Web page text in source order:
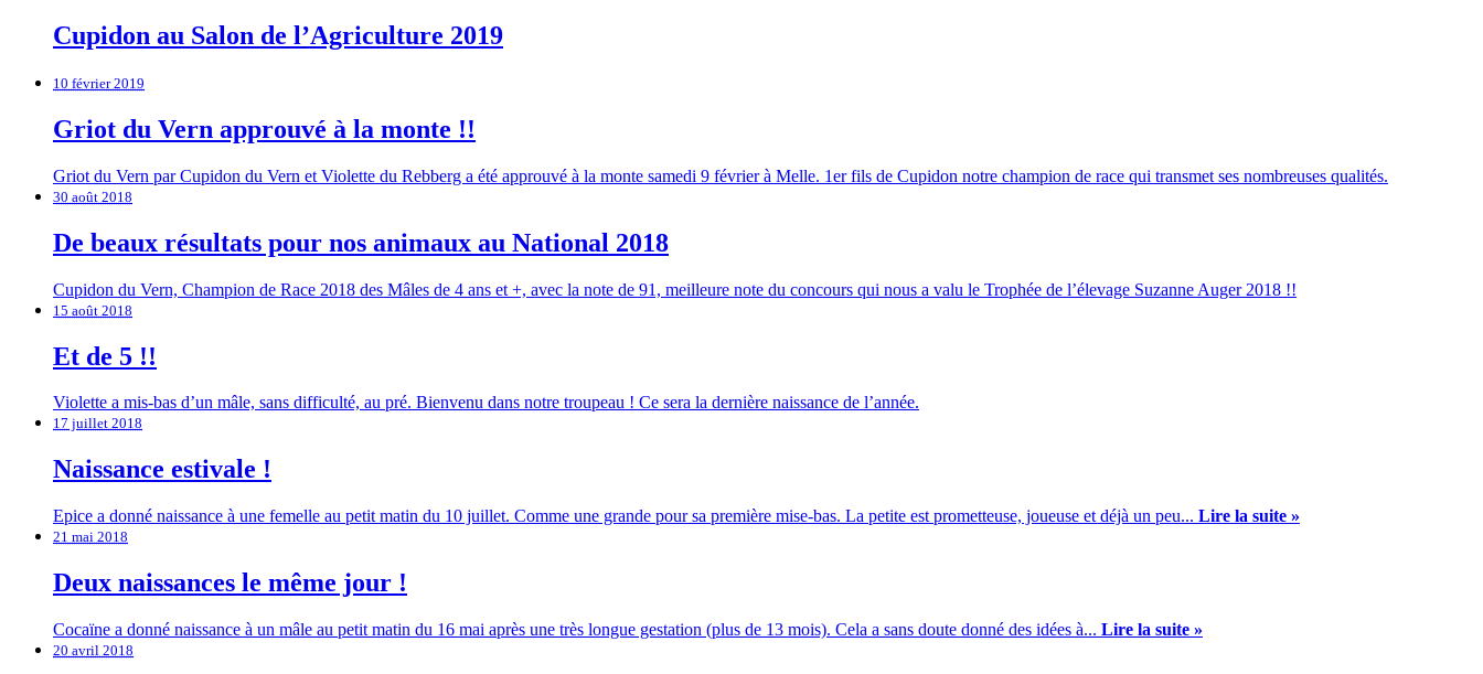
Cupidon au Salon de l’Agriculture 2019
10 février 2019
Griot du Vern approuvé à la monte !!
Griot du Vern par Cupidon du Vern et Violette du Rebberg a été approuvé à la monte samedi 9 février à Melle. 1er fils de Cupidon notre champion de race qui transmet ses nombreuses qualités.
30 août 2018
De beaux résultats pour nos animaux au National 2018
Cupidon du Vern, Champion de Race 2018 des Mâles de 4 ans et +, avec la note de 91, meilleure note du concours qui nous a valu le Trophée de l’élevage Suzanne Auger 2018 !!
15 août 2018
Et de 5 !!
Violette a mis-bas d’un mâle, sans difficulté, au pré. Bienvenu dans notre troupeau ! Ce sera la dernière naissance de l’année.
17 juillet 2018
Naissance estivale !
Epice a donné naissance à une femelle au petit matin du 10 juillet. Comme une grande pour sa première mise-bas. La petite est prometteuse, joueuse et déjà un peu... Lire la suite »
21 mai 2018
Deux naissances le même jour !
Cocaïne a donné naissance à un mâle au petit matin du 16 mai après une très longue gestation (plus de 13 mois). Cela a sans doute donné des idées à... Lire la suite »
20 avril 2018